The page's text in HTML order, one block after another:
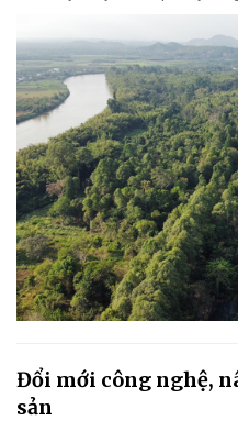
Đổi mới công nghệ,
sản